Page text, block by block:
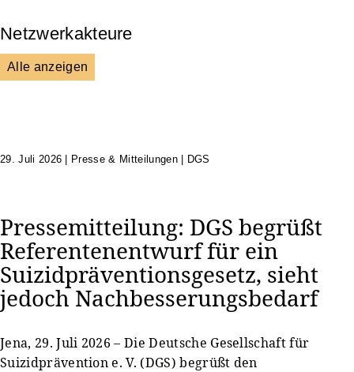
Netzwerkakteure
Alle anzeigen
29. Juli 2026 Presse & Mitteilungen | DGS
Pressemitteilung: DGS begrüßt
Referentenentwurf für ein
Suizidpräventionsgesetz, sieht
jedoch Nachbesserungsbedarf
Jena, 29. Juli 2026 – Die Deutsche Gesellschaft für
Suizidprävention e. V. (DGS) begrüßt den